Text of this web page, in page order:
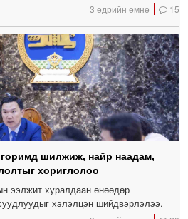
3 өдрийн өмнө 15
шилжиж, найр наадам,
хориглолоо
ээлжит хуралдаан өнөөдөр
хэлэлцэн шийдвэрлэлээ.